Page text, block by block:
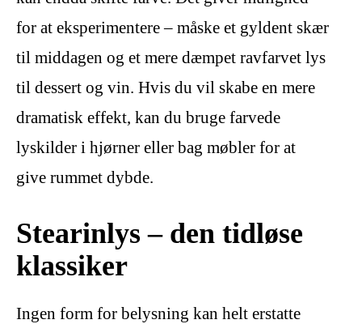
for at eksperimentere – måske et gyldent skær
til middagen og et mere dæmpet ravfarvet lys
til dessert og vin. Hvis du vil skabe en mere
dramatisk effekt, kan du bruge farvede
lyskilder i hjørner eller bag møbler for at
give rummet dybde.
Stearinlys – den tidløse
klassiker
Ingen form for belysning kan helt erstatte